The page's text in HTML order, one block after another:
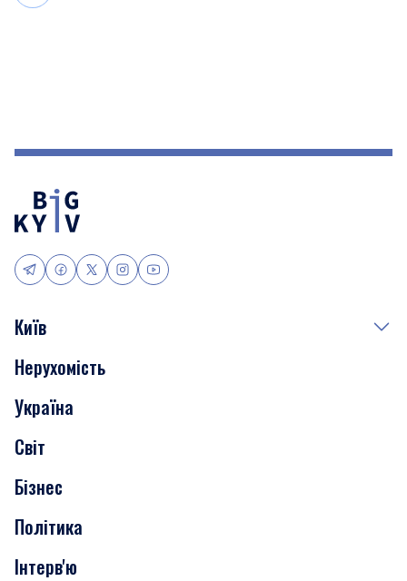
Київ
Події
Скандали
Нерухомість
Транспорт
Нерухомість
Україна
Світ
Бізнес
Політика
Інтерв'ю